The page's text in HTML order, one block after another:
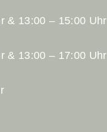
& 13:00 – 15:00 Uhr
& 13:00 – 17:00 Uhr